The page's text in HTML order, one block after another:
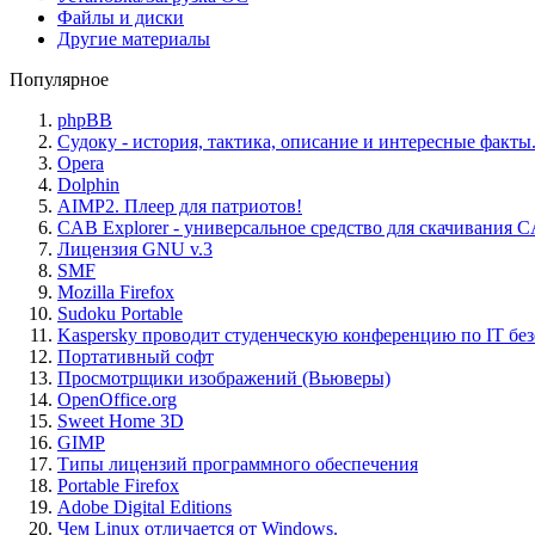
Файлы и диски
Другие материалы
Популярное
phpBB
Судоку - история, тактика, описание и интересные факты.
Opera
Dolphin
AIMP2. Плеер для патриотов!
CAB Explorer - универсальное средство для скачивания
Лицензия GNU v.3
SMF
Mozilla Firefox
Sudoku Portable
Kaspersky проводит студенческую конференцию по IT
Портативный софт
Просмотрщики изображений (Вьюверы)
OpenOffice.org
Sweet Home 3D
GIMP
Типы лицензий программного обеспечения
Portable Firefox
Adobe Digital Editions
Чем Linux отличается от Windows.